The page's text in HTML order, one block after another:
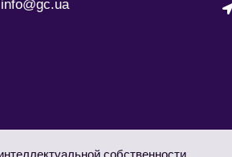
info@gc.ua